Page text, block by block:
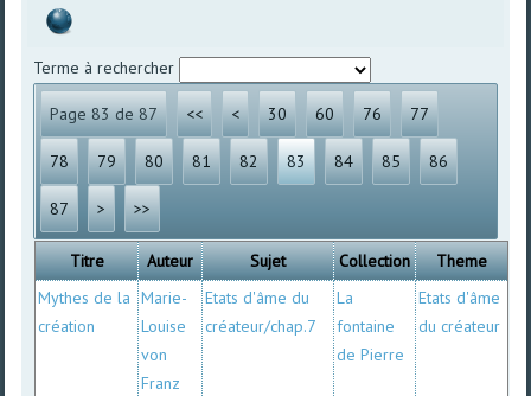
Terme à rechercher
Page 83 de 87 << < 30 60 76 77
78 79 80 81 82 83 84 85 86
87 > >>
Titre Auteur Sujet Collection
Theme
Mythes de la
création
Marie-
Louise
von
Franz
Etats d'âme du
créateur/chap.7
La
fontaine
de Pierre
Etats d'âme
du créateur